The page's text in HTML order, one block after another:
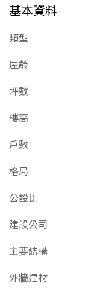
基本資料
類型
屋齡
坪數
樓高
戶數
格局
公設比
建設公司
主要結構
外牆建材